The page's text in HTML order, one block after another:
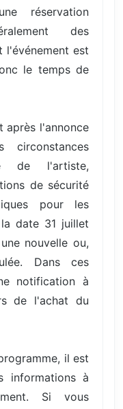
réservation
des
est
le temps de
après l'annonce
de l'artiste,
de sécurité
pour les
date 31 juillet
nouvelle ou,
Dans ces
notification à
de l'achat du
il est
informations à
Si vous